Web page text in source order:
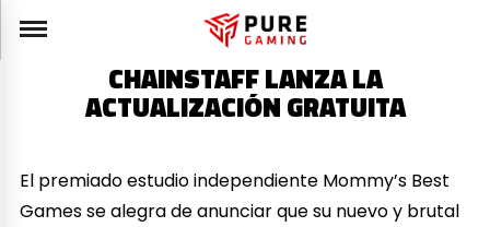
CHAINSTAFF LANZA LA
ACTUALIZACIÓN GRATUITA
El premiado estudio independiente Mommy’s Best
Games se alegra de anunciar que su nuevo y brutal